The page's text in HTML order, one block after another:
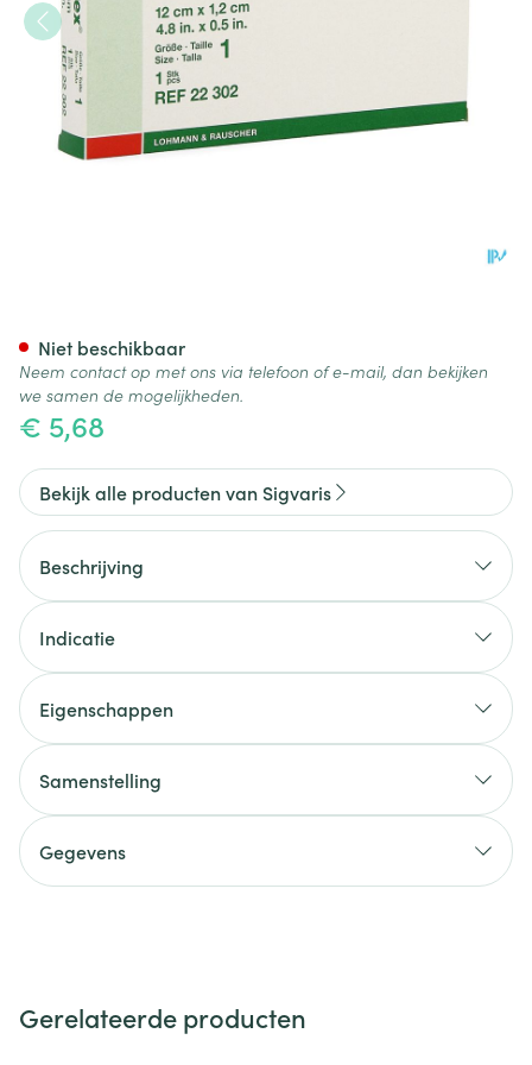
€ 5,68
Niet beschikbaar
Neem contact op met ons via telefoon of e-mail, dan bekijken
we samen de mogelijkheden.
Bekijk alle producten van Sigvaris
Beschrijving
Indicatie
Eigenschappen
Samenstelling
Gegevens
Gerelateerde producten